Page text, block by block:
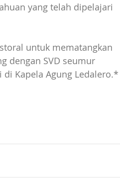
yang telah dipelajari
untuk mematangkan
dengan SVD seumur
di Kapela Agung Ledalero.*